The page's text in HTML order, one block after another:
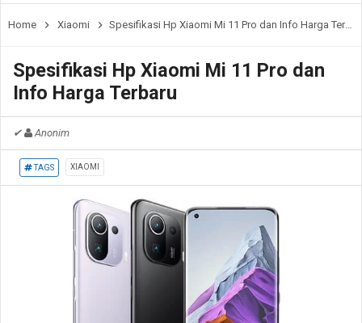
Home Xiaomi Spesifikasi Hp Xiaomi Mi 11 Pro dan Info Harga Terbaru
Spesifikasi Hp Xiaomi Mi 11 Pro dan
Info Harga Terbaru
✔ Anonim
TAGS XIAOMI